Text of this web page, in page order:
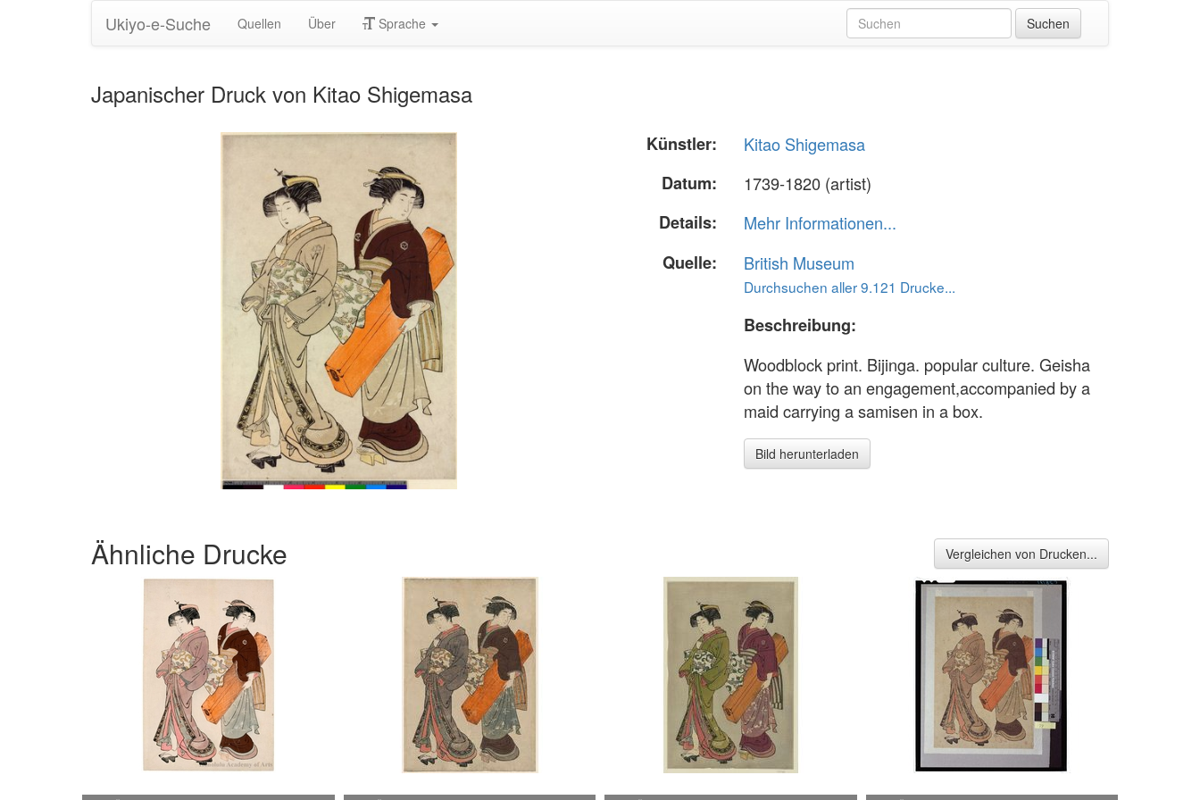
Ukiyo-e-Suche Quellen Über Sprache
Japanischer Druck von Kitao Shigemasa
Künstler:
Kitao Shigemasa
Datum:
1739-1820 (artist)
Details:
Mehr Informationen...
Quelle:
British Museum
Durchsuchen aller 9.121 Drucke...
Beschreibung:
Woodblock print. Bijinga. popular culture. Geisha
on the way to an engagement,accompanied by a
maid carrying a samisen in a box.
Bild herunterladen
Ähnliche Drucke Vergleichen von Drucken...